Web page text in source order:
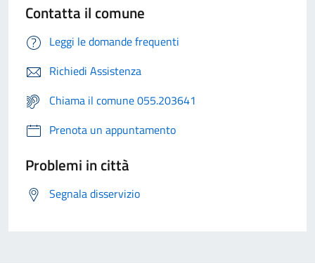
Contatta il comune
Leggi le domande frequenti
Richiedi Assistenza
Chiama il comune 055.203641
Prenota un appuntamento
Problemi in città
Segnala disservizio